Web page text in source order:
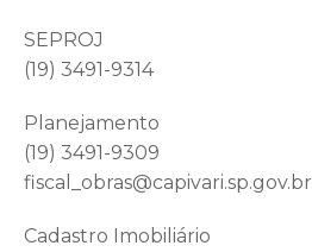
SEPROJ
(19) 3491-9314
Planejamento
(19) 3491-9309
fiscal_obras@capivari.sp.gov.br
Cadastro Imobiliário